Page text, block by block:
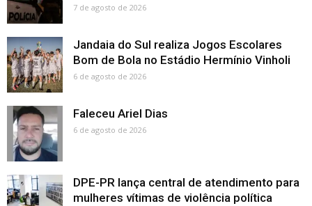
7 de agosto de 2026
Jandaia do Sul realiza Jogos Escolares
Bom de Bola no Estádio Hermínio Vinholi
6 de agosto de 2026
Faleceu Ariel Dias
6 de agosto de 2026
DPE-PR lança central de atendimento para
mulheres vítimas de violência política